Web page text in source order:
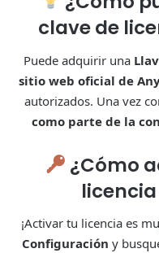
clave de
Puede adquirir una
sitio web oficial de
autorizados. Una vez
como parte de la
¿Cómo
licencia
¡Activar tu licencia es
Configuración y